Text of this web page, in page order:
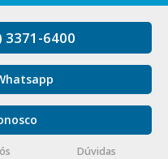
3371-6400
Dúvidas